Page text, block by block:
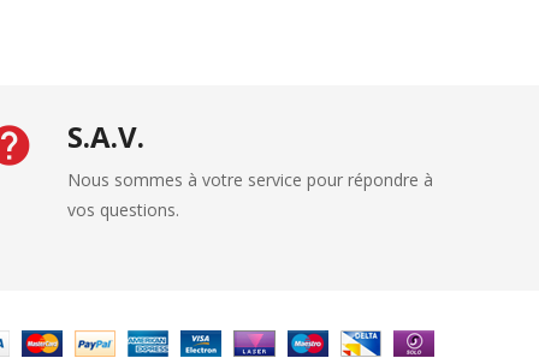
S.A.V.
Nous sommes à votre service pour répondre à
vos questions.